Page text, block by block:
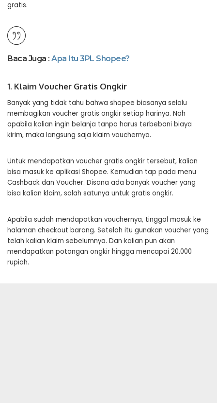
gratis.
Baca Juga : Apa Itu 3PL Shopee?
1. Klaim Voucher Gratis Ongkir
Banyak yang tidak tahu bahwa shopee biasanya selalu
membagikan voucher gratis ongkir setiap harinya. Nah
apabila kalian ingin belanja tanpa harus terbebani biaya
kirim, maka langsung saja klaim vouchernya.
Untuk mendapatkan voucher gratis ongkir tersebut, kalian
bisa masuk ke aplikasi Shopee. Kemudian tap pada menu
Cashback dan Voucher. Disana ada banyak voucher yang
bisa kalian klaim, salah satunya untuk gratis ongkir.
Apabila sudah mendapatkan vouchernya, tinggal masuk ke
halaman checkout barang. Setelah itu gunakan voucher yang
telah kalian klaim sebelumnya. Dan kalian pun akan
mendapatkan potongan ongkir hingga mencapai 20.000
rupiah.